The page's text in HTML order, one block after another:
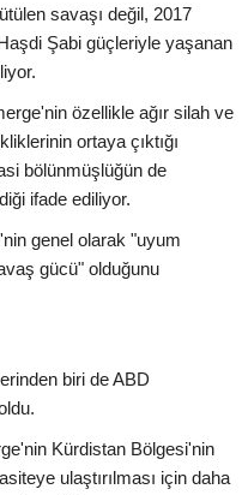
savaşı değil, 2017
Şabi güçleriyle yaşanan
özellikle ağır silah ve
ortaya çıktığı
bölünmüşlüğün de
ifade ediliyor.
genel olarak "uyum
gücü" olduğunu
biri de ABD
Kürdistan Bölgesi'nin
ulaştırılması için daha